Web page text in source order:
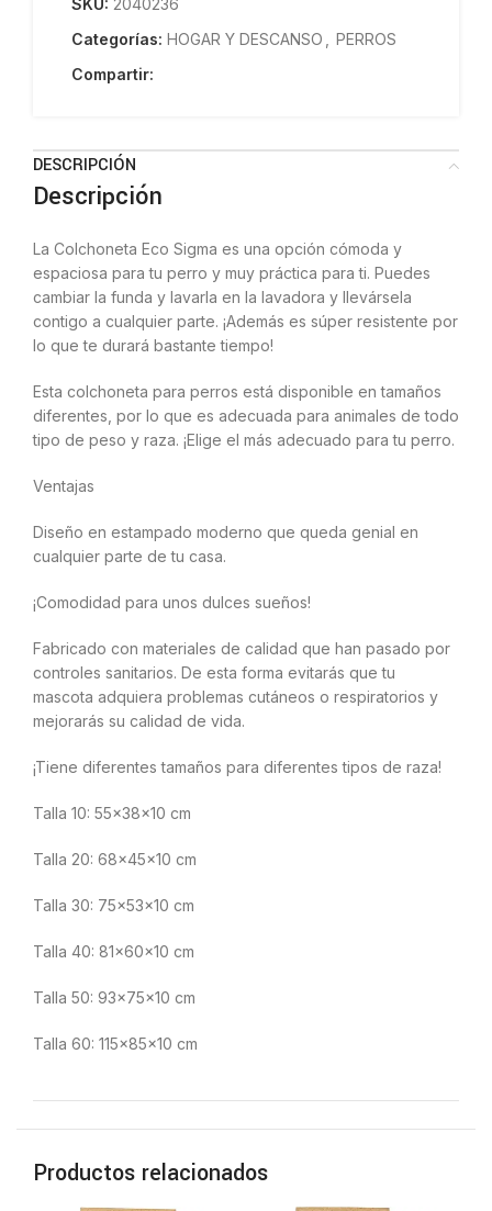
SKU: 2040236
Categorías: HOGAR Y DESCANSO
PERROS
Compartir:
DESCRIPCIÓN
Descripción
La Colchoneta Eco Sigma es una opción cómoda y
espaciosa para tu perro y muy práctica para ti. Puedes
cambiar la funda y lavarla en la lavadora y llevársela
contigo a cualquier parte. ¡Además es súper resistente por
lo que te durará bastante tiempo!
Esta colchoneta para perros está disponible en tamaños
diferentes, por lo que es adecuada para animales de todo
tipo de peso y raza. ¡Elige el más adecuado para tu perro.
Ventajas
Diseño en estampado moderno que queda genial en
cualquier parte de tu casa.
¡Comodidad para unos dulces sueños!
Fabricado con materiales de calidad que han pasado por
controles sanitarios. De esta forma evitarás que tu
mascota adquiera problemas cutáneos o respiratorios y
mejorarás su calidad de vida.
¡Tiene diferentes tamaños para diferentes tipos de raza!
Talla 10: 55x38x10 cm
Talla 20: 68x45x10 cm
Talla 30: 75x53x10 cm
Talla 40: 81x60x10 cm
Talla 50: 93x75x10 cm
Talla 60: 115x85x10 cm
Productos relacionados